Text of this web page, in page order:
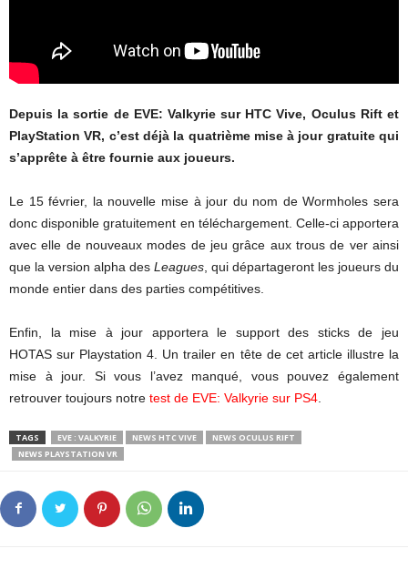
Depuis la sortie de EVE: Valkyrie sur HTC Vive, Oculus Rift et
PlayStation VR, c’est déjà la quatrième mise à jour gratuite qui
s’apprête à être fournie aux joueurs.
Le 15 février, la nouvelle mise à jour du nom de Wormholes sera
donc disponible gratuitement en téléchargement. Celle-ci apportera
avec elle de nouveaux modes de jeu grâce aux trous de ver ainsi
que la version alpha des Leagues , qui départageront les joueurs du
monde entier dans des parties compétitives.
Enfin, la mise à jour apportera le support des sticks de jeu
HOTAS sur Playstation 4. Un trailer en tête de cet article illustre la
mise à jour. Si vous l’avez manqué, vous pouvez également
retrouver toujours notre test de EVE: Valkyrie sur PS4
TAGS EVE : VALKYRIE NEWS HTC VIVE
NEWS OCULUS RIFT
NEWS PLAYSTATION VR